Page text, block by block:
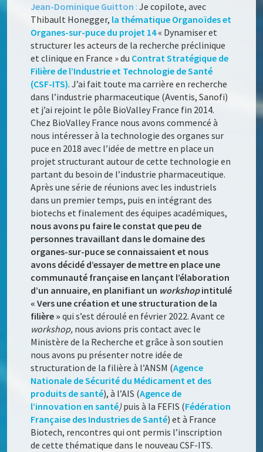
Jean-Dominique Guitton : Je copilote, avec
Thibault Honegger, la thématique Organoïdes et
Organes-sur-puce du projet 14« Dynamiser et
structurer les acteurs de la recherche préclinique
et clinique en France » du Contrat Stratégique de
Filière de l’Industrie et Technologie de Santé
(CSF-ITS). J’ai fait toute ma carrière en recherche
dans l’industrie pharmaceutique (Aventis, Sanofi)
et j’ai rejoint le pôle BioValley France fin 2014.
Chez BioValley France nous avons commencé à
nous intéresser à la technologie des organes sur
puce en 2018 avec l’idée de mettre en place un
projet structurant autour de cette technologie en
partant du besoin de l’industrie pharmaceutique.
Après une série de réunions avec les industriels
dans un premier temps, puis en intégrant des
biotechs et finalement des équipes académiques,
nous avons pu faire le constat que peu de
personnes travaillant dans le domaine des
organes-sur-puce se connaissaient et nous
avons décidé d’essayer de mettre en place une
communauté française en lançant l’élaboration
d’un annuaire, en planifiant un workshopintitulé
« Vers une création et une structuration de la
filière »qui s’est déroulé en février 2022. Avant ce
workshop, nous avions pris contact avec le
Ministère de la Recherche et grâce à son soutien
nous avons pu présenter notre idée de
structuration de la filière à l’ANSM (Agence
Nationale de Sécurité du Médicament et des
produits de santé), à l’AIS (Agence de
l’innovation en santé) puis à la FEFIS (Fédération
Française des Industries de Santé) et à France
Biotech, rencontres qui ont permis l’inscription
de cette thématique dans le nouveau CSF-ITS.